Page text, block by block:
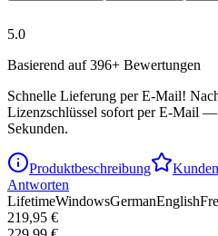
5.0
Basierend auf 396+ Bewertungen
Schnelle Lieferung per E-Mail!
Lizenzschlüssel sofort per E-Mail
Sekunden.
Produktbeschreibung
Antworten
LifetimeWindowsGermanEnglish
219,95 €